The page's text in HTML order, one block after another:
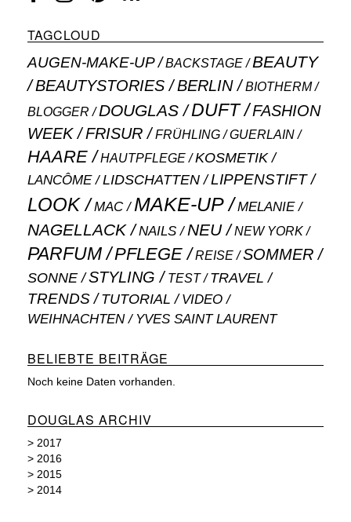
TAGCLOUD
AUGEN-MAKE-UP BACKSTAGE BEAUTY
BEAUTYSTORIES BERLIN
BIOTHERM
BLOGGER
DOUGLAS DUFT
FASHION
WEEK
FRISUR FRÜHLING GUERLAIN
HAARE HAUTPFLEGE
KOSMETIK
LANCÔME
LIDSCHATTEN LIPPENSTIFT
LOOK MAC MAKE-UP MELANIE
NAGELLACK NAILS NEU NEW YORK
PARFUM PFLEGE REISE SOMMER
SONNE STYLING TEST TRAVEL
TRENDS TUTORIAL VIDEO
WEIHNACHTEN YVES SAINT LAURENT
BELIEBTE BEITRÄGE
Noch keine Daten vorhanden.
DOUGLAS ARCHIV
> 2017
> 2016
> 2015
> 2014